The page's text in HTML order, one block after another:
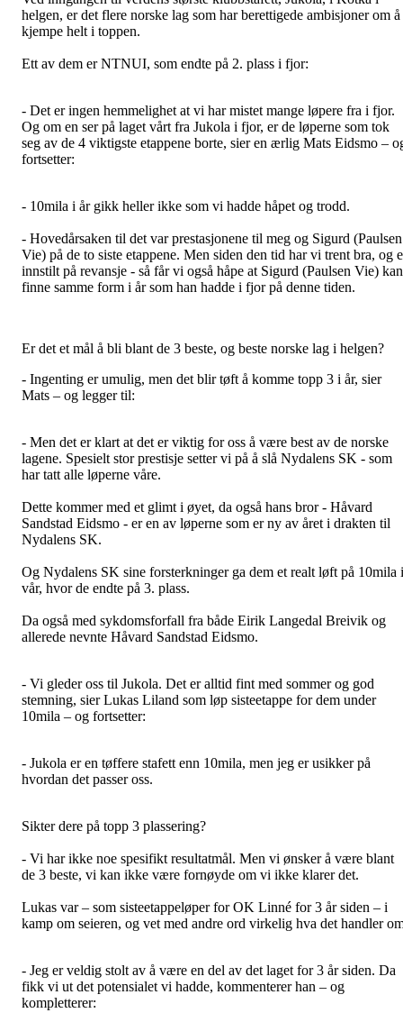
helgen, er det flere norske lag som har berettigede ambisjoner om å
kjempe helt i toppen.
Ett av dem er NTNUI, som endte på 2. plass i fjor:
- Det er ingen hemmelighet at vi har mistet mange løpere fra i fjor.
Og om en ser på laget vårt fra Jukola i fjor, er de løperne som tok
seg av de 4 viktigste etappene borte, sier en ærlig Mats Eidsmo –
fortsetter:
- 10mila i år gikk heller ikke som vi hadde håpet og trodd.
- Hovedårsaken til det var prestasjonene til meg og Sigurd (Paulsen
Vie) på de to siste etappene. Men siden den tid har vi trent bra, og
innstilt på revansje - så får vi også håpe at Sigurd (Paulsen Vie) kan
finne samme form i år som han hadde i fjor på denne tiden.
Er det et mål å bli blant de 3 beste, og beste norske lag i helgen?
- Ingenting er umulig, men det blir tøft å komme topp 3 i år, sier
Mats – og legger til:
- Men det er klart at det er viktig for oss å være best av de norske
lagene. Spesielt stor prestisje setter vi på å slå Nydalens SK - som
har tatt alle løperne våre.
Dette kommer med et glimt i øyet, da også hans bror - Håvard
Sandstad Eidsmo - er en av løperne som er ny av året i drakten til
Nydalens SK.
Og Nydalens SK sine forsterkninger ga dem et realt løft på 10mila i
vår, hvor de endte på 3. plass.
Da også med sykdomsforfall fra både Eirik Langedal Breivik og
allerede nevnte Håvard Sandstad Eidsmo.
- Vi gleder oss til Jukola. Det er alltid fint med sommer og god
stemning, sier Lukas Liland som løp sisteetappe for dem under
10mila – og fortsetter:
- Jukola er en tøffere stafett enn 10mila, men jeg er usikker på
hvordan det passer oss.
Sikter dere på topp 3 plassering?
- Vi har ikke noe spesifikt resultatmål. Men vi ønsker å være blant
de 3 beste, vi kan ikke være fornøyde om vi ikke klarer det.
Lukas var – som sisteetappeløper for OK Linné for 3 år siden – i
kamp om seieren, og vet med andre ord virkelig hva det handler
- Jeg er veldig stolt av å være en del av det laget for 3 år siden. Da
fikk vi ut det potensialet vi hadde, kommenterer han – og
kompletterer: